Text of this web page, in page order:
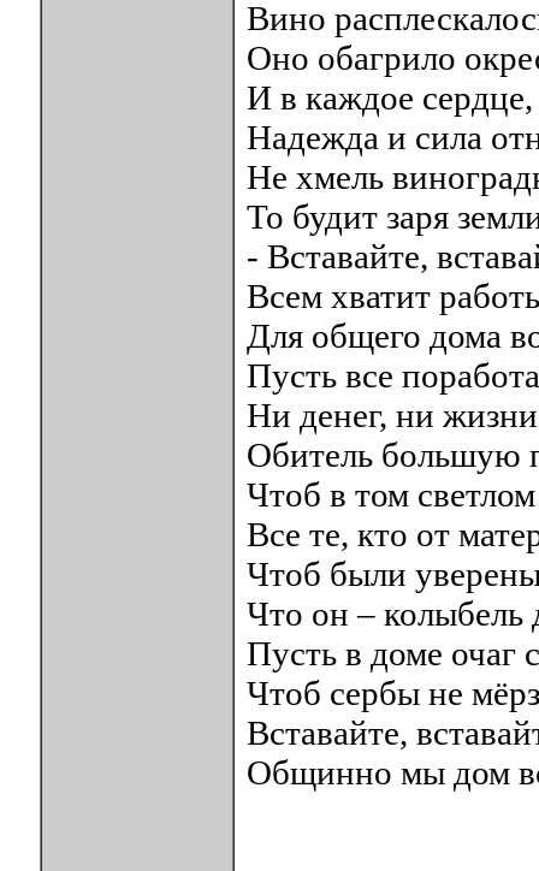
Вино
Оно обагрило
И в каждое сердце,
Надежда и сила
Не хмель
То будит заря
- Вставайте,
Всем хватит
Для общего дома
Пусть все
Ни денег, ни
Обитель большую
Чтоб в том
Все те, кто от
Чтоб были
Что он – колыбель
Пусть в доме
Чтоб сербы не
Вставайте,
Общинно мы дом